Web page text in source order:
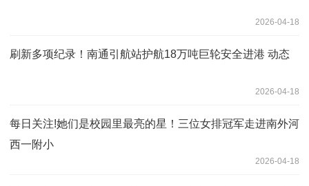
2026-04-18
刷新多项纪录！南通引航站护航18万吨巨轮安全进港 动态
2026-04-18
每日关注!她们是校园里最亮的星！三位女排冠军走进南外河
西一附小
2026-04-18